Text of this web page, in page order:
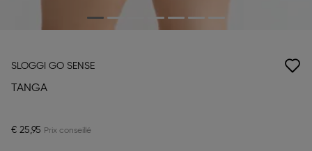
SLOGGI GO SENSE
TANGA
€ 25,95